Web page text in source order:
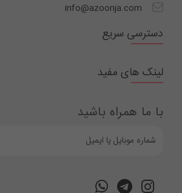
info@azoonja.com
دسترسی سریع
لینک های مفید
با ما همراه باشید